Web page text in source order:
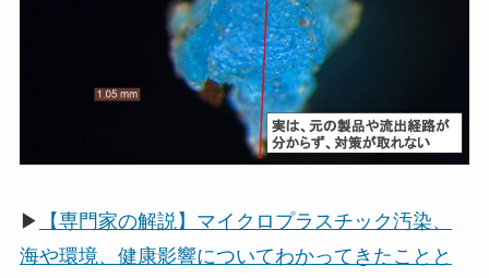
▶
【専門家の解説】マイクロプラスチック汚染、
海や環境、健康影響についてわかってきたことと